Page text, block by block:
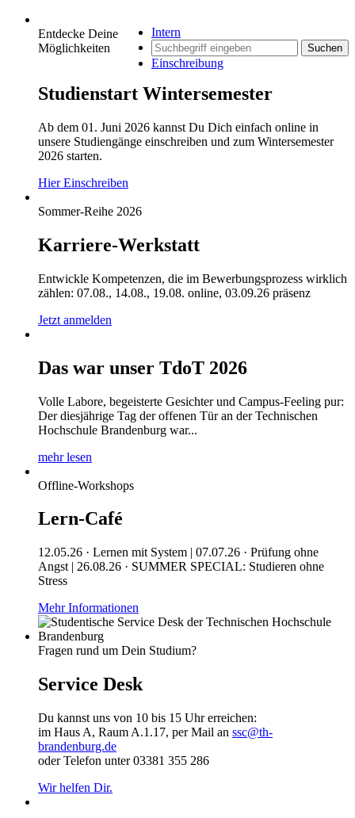
Intern
Suchen
Einschreibung
Entdecke Deine
Möglichkeiten
Studienstart Wintersemester
Ab dem 01. Juni 2026 kannst Du Dich einfach online in
unsere Studiengänge einschreiben und zum Wintersemester
2026 starten.
Hier Einschreiben
Sommer-Reihe 2026
Karriere-Werkstatt
Entwickle Kompetenzen, die im Bewerbungsprozess wirklich
zählen: 07.08., 14.08., 19.08. online, 03.09.26 präsenz
Jetzt anmelden
Das war unser TdoT 2026
Volle Labore, begeisterte Gesichter und Campus-Feeling pur:
Der diesjährige Tag der offenen Tür an der Technischen
Hochschule Brandenburg war...
mehr lesen
Offline-Workshops
Lern-Café
12.05.26 · Lernen mit System | 07.07.26 · Prüfung ohne
Angst | 26.08.26 · SUMMER SPECIAL: Studieren ohne
Stress
Mehr Informationen
Fragen rund um Dein Studium?
Service Desk
Du kannst uns von 10 bis 15 Uhr erreichen:
im Haus A, Raum A.1.17, per Mail an ssc@th-
brandenburg.de
oder Telefon unter 03381 355 286
Wir helfen Dir.